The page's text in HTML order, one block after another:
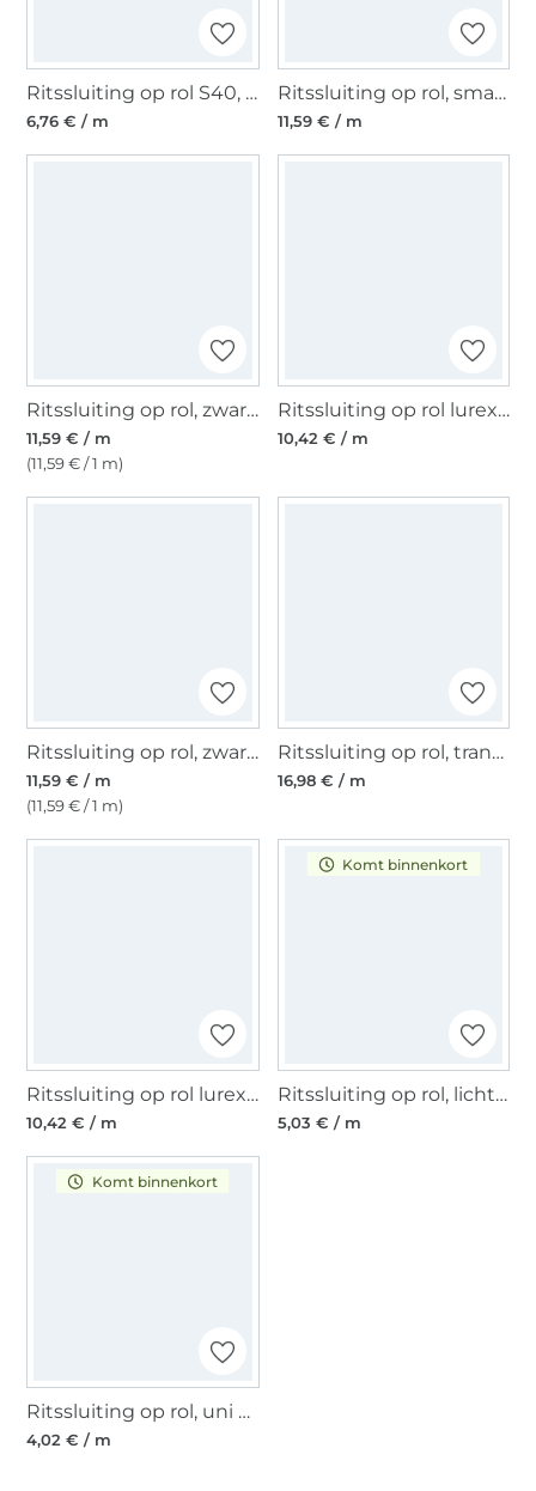
Ritssluiting op rol S40, wit
6,76 € / m
Ritssluiting op rol, smaragdgroen
11,59 € / m
Ritssluiting op rol, zwart- koperkleurig
11,59 € / m
(11,59 € / 1 m)
Ritssluiting op rol lurex, goudkleurig
10,42 € / m
Ritssluiting op rol, zwart- goudkleurig
11,59 € / m
(11,59 € / 1 m)
Ritssluiting op rol, transparant
16,98 € / m
Ritssluiting op rol lurex, zilver
10,42 € / m
Komt binnenkort
Ritssluiting op rol, lichtgroen
5,03 € / m
Komt binnenkort
Ritssluiting op rol, uni wit
4,02 € / m